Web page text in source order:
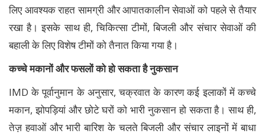
लिए आवश्यक राहत सामग्री और आपातकालीन सेवाओं को पहले से तैयार
रखा है। इसके साथ ही, चिकित्सा टीमों, बिजली और संचार सेवाओं की
बहाली के लिए विशेष टीमों को तैनात किया गया है।
कच्चे मकानों और फसलों को हो सकता है नुकसान
IMD के पूर्वानुमान के अनुसार, चक्रवात के कारण कई इलाकों में कच्चे
मकान, झोपड़ियां और छोटे घरों को भारी नुकसान हो सकता है। साथ ही,
तेज़ हवाओं और भारी बारिश के चलते बिजली और संचार लाइनों में बाधा